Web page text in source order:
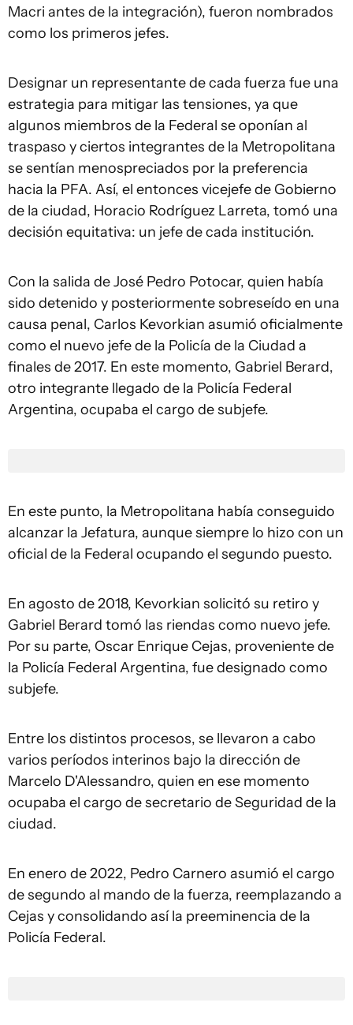
Macri antes de la integración), fueron nombrados
como los primeros jefes.
Designar un representante de cada fuerza fue una
estrategia para mitigar las tensiones, ya que
algunos miembros de la Federal se oponían al
traspaso y ciertos integrantes de la Metropolitana
se sentían menospreciados por la preferencia
hacia la PFA. Así, el entonces vicejefe de Gobierno
de la ciudad, Horacio Rodríguez Larreta, tomó una
decisión equitativa: un jefe de cada institución.
Con la salida de José Pedro Potocar, quien había
sido detenido y posteriormente sobreseído en una
causa penal, Carlos Kevorkian asumió oficialmente
como el nuevo jefe de la Policía de la Ciudad a
finales de 2017. En este momento, Gabriel Berard,
otro integrante llegado de la Policía Federal
Argentina, ocupaba el cargo de subjefe.
En este punto, la Metropolitana había conseguido
alcanzar la Jefatura, aunque siempre lo hizo con un
oficial de la Federal ocupando el segundo puesto.
En agosto de 2018, Kevorkian solicitó su retiro y
Gabriel Berard tomó las riendas como nuevo jefe.
Por su parte, Oscar Enrique Cejas, proveniente de
la Policía Federal Argentina, fue designado como
subjefe.
Entre los distintos procesos, se llevaron a cabo
varios períodos interinos bajo la dirección de
Marcelo D'Alessandro, quien en ese momento
ocupaba el cargo de secretario de Seguridad de la
ciudad.
En enero de 2022, Pedro Carnero asumió el cargo
de segundo al mando de la fuerza, reemplazando a
Cejas y consolidando así la preeminencia de la
Policía Federal.